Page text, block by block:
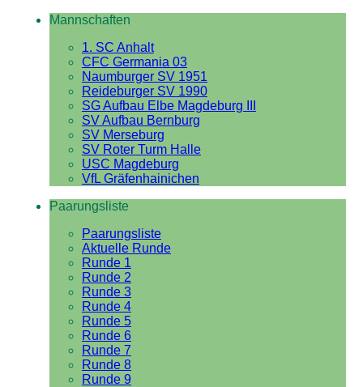
Mannschaften
1. SC Anhalt
CFC Germania 03
Naumburger SV 1951
Reideburger SV 1990
SG Aufbau Elbe Magdeburg III
SV Aufbau Bernburg
SV Merseburg
SV Roter Turm Halle
USC Magdeburg
VfL Gräfenhainichen
Paarungsliste
Paarungsliste
Aktuelle Runde
Runde 1
Runde 2
Runde 3
Runde 4
Runde 5
Runde 6
Runde 7
Runde 8
Runde 9